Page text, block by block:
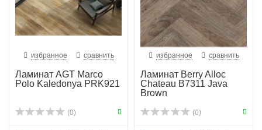
избранное сравнить
Ламинат AGT Marco
Polo Kaledonya PRK921
(0)
избранное сравнить
Ламинат Berry Alloc
Chateau B7311 Java
Brown
(0)